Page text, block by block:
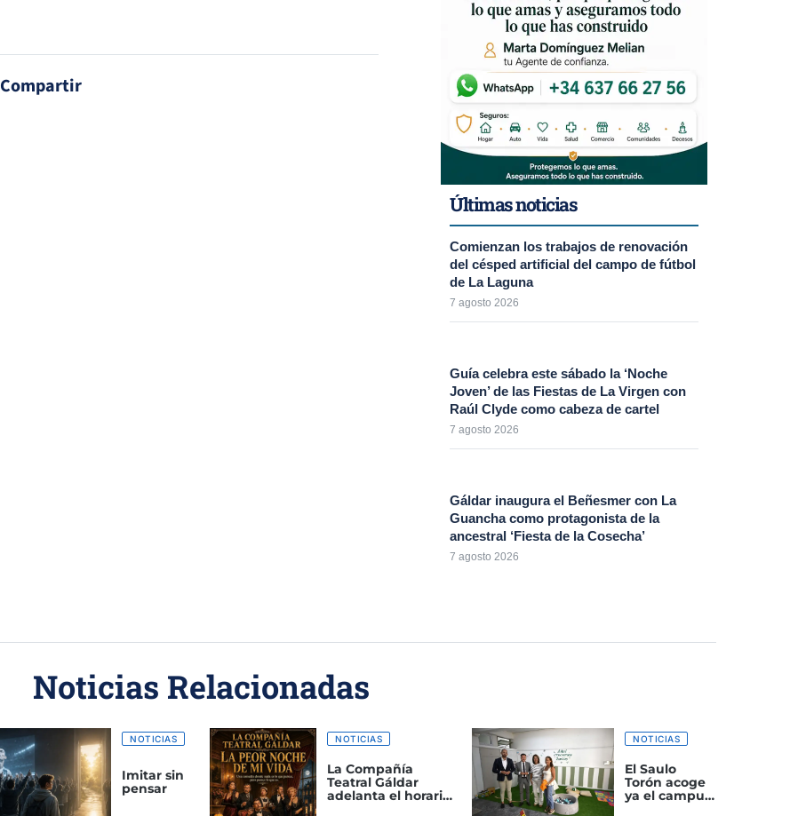
Compartir
Últimas noticias
Comienzan los trabajos de renovación
del césped artificial del campo de fútbol
de La Laguna
7 agosto 2026
Guía celebra este sábado la ‘Noche
Joven’ de las Fiestas de La Virgen con
Raúl Clyde como cabeza de cartel
7 agosto 2026
Gáldar inaugura el Beñesmer con La
Guancha como protagonista de la
ancestral ‘Fiesta de la Cosecha’
7 agosto 2026
Noticias Relacionadas
NOTICIAS
Imitar sin
pensar
NOTICIAS
La Compañía
Teatral Gáldar
adelanta el horario
NOTICIAS
El Saulo
Torón acoge
ya el campus